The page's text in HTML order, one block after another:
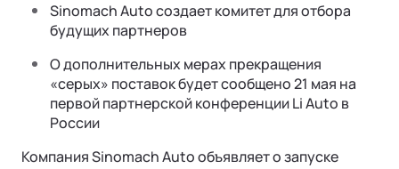
Ли Л7 | Li L7
ОТ 7 820 000 ₽
Sinomach Auto создает комитет для отбора
будущих партнеров
О дополнительных мерах прекращения
«серых» поставок будет сообщено 21 мая на
первой партнерской конференции Li Auto в
России
Компания Sinomach Auto объявляет о запуске